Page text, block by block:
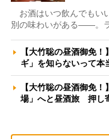
お酒はいつ飲んでもい
別の味わいがある――。
【大竹聡の昼酒御免
ギ」を知らないって
【大竹聡の昼酒御免
場」へと昼酒旅 押し